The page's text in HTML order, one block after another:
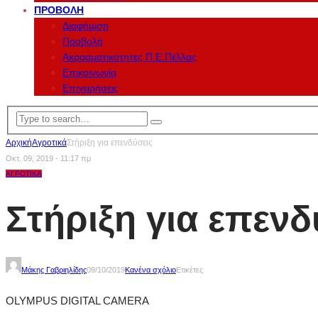
ΠΡΟΒΟΛΉ
Διαφήμιση
Προβολή
Ακροαματικότητες Π.Ε.Πέλλας
Επικοινωνία
Επιχειρήσεις
ΑρχικήΑγροτικάΣτήριξη για επενδύσεις
Οκτ. 09, 2019 - 11:17 πμ
ΑΓΡΟΤΙΚΆ
Στήριξη για
Μάκης Γαβριηλίδης09/10/2019Κανένα σχόλιοΕτικέτες
OLYMPUS DIGITAL CAMERA